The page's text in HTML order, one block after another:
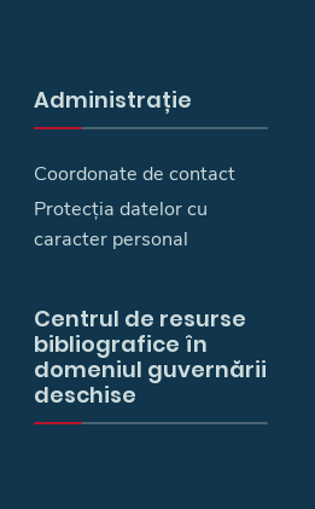
Administrație
Coordonate de contact
Protecția datelor cu
caracter personal
Centrul de resurse
bibliografice în
domeniul guvernării
deschise